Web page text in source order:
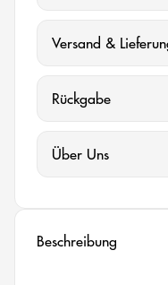
Versand &
Rückgabe
Über Uns
Beschreibung